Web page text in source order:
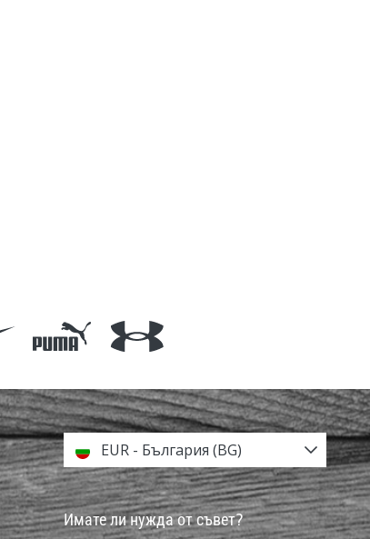
EUR - България (BG)
Имате ли нужда от съвет?